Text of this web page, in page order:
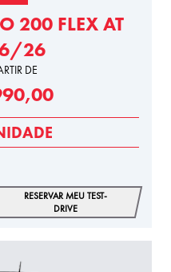
200 FLEX AT
26
DE
RESERVAR MEU TEST-
DRIVE